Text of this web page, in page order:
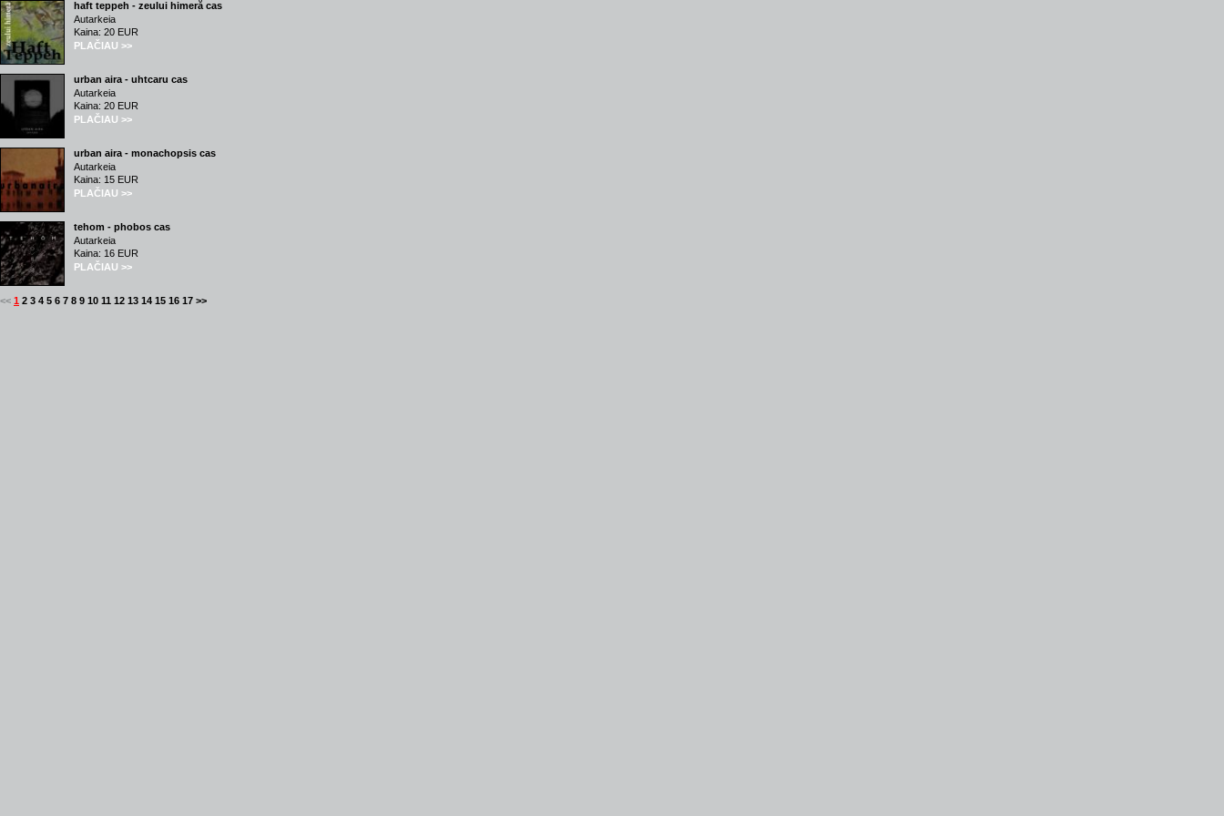
haft teppeh - zeului himeră cas
Autarkeia
Kaina: 20 EUR
PLAČIAU >>
urban aira - uhtcaru cas
Autarkeia
Kaina: 20 EUR
PLAČIAU >>
urban aira - monachopsis cas
Autarkeia
Kaina: 15 EUR
PLAČIAU >>
tehom - phobos cas
Autarkeia
Kaina: 16 EUR
PLAČIAU >>
<< 1 2 3 4 5 6 7 8 9 10 11 12 13 14 15 16 17 >>